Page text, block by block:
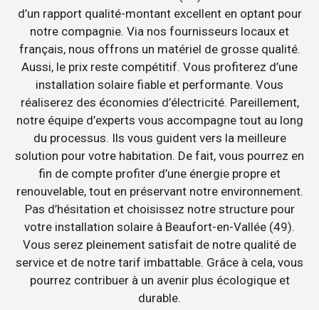
d’un rapport qualité-montant excellent en optant pour
notre compagnie. Via nos fournisseurs locaux et
français, nous offrons un matériel de grosse qualité.
Aussi, le prix reste compétitif. Vous profiterez d’une
installation solaire fiable et performante. Vous
réaliserez des économies d’électricité. Pareillement,
notre équipe d’experts vous accompagne tout au long
du processus. Ils vous guident vers la meilleure
solution pour votre habitation. De fait, vous pourrez en
fin de compte profiter d’une énergie propre et
renouvelable, tout en préservant notre environnement.
Pas d’hésitation et choisissez notre structure pour
votre installation solaire à Beaufort-en-Vallée (49).
Vous serez pleinement satisfait de notre qualité de
service et de notre tarif imbattable. Grâce à cela, vous
pourrez contribuer à un avenir plus écologique et
durable.